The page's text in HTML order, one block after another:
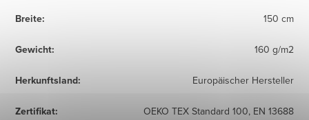
Breite: 150 cm
Gewicht: 160 g/m2
Herkunftsland: Europäischer Hersteller
Zertifikat: OEKO TEX Standard 100, EN 13688